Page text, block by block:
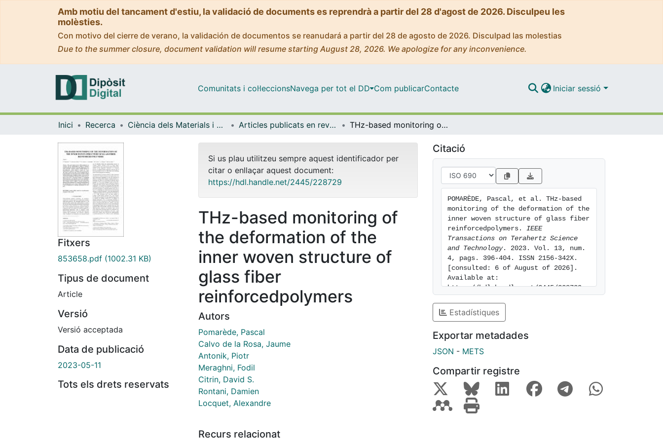
Amb motiu del tancament d'estiu, la validació de documents es reprendrà a partir del 28 d'agost de 2026. Disculpeu les
molèsties.
Con motivo del cierre de verano, la validación de documentos se reanudará a partir del 28 de agosto de 2026. Disculpad las molestias
Due to the summer closure, document validation will resume starting August 28, 2026. We apologize for any inconvenience.
Comunitats i col·leccionsNavega per tot el DD Com publicarContacte Iniciar sessió
Inici Recerca Ciència dels Materials i Química Física Articles publicats en revistes (Ciència dels Materials i Química Física) THz-based monitoring of the deformation of the inner woven structure of glass fiber reinforcedpolymers
Fitxers
853658.pdf (1002.31 KB)
Tipus de document
Article
Versió
Versió acceptada
Data de publicació
2023-05-11
Tots els drets reservats
Si us plau utilitzeu sempre aquest identificador per
citar o enllaçar aquest document:
https://hdl.handle.net/2445/228729
THz-based monitoring of
the deformation of the
inner woven structure of
glass fiber
reinforcedpolymers
Autors
Pomarède, Pascal
Calvo de la Rosa, Jaume
Antonik, Piotr
Meraghni, Fodil
Citrin, David S.
Rontani, Damien
Locquet, Alexandre
Recurs relacionat
Citació
POMARÈDE, Pascal, et al. THz-based
monitoring of the deformation of the
inner woven structure of glass fiber
reinforcedpolymers. IEEE
Transactions on Terahertz Science
and Technology. 2023. Vol. 13, num.
4, pags. 396-404. ISSN 2156-342X.
[consulted: 6 of August of 2026].
Available at:
https://hdl.handle.net/2445/228729
Estadístiques
Exportar metadades
JSON - METS
Compartir registre